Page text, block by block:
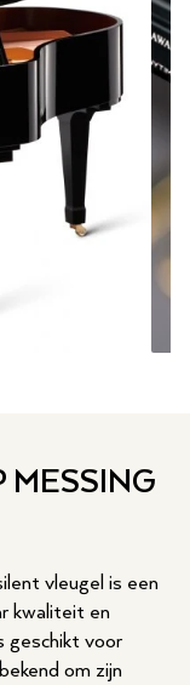
MESSING
vleugel is een
kwaliteit en
geschikt voor
om zijn